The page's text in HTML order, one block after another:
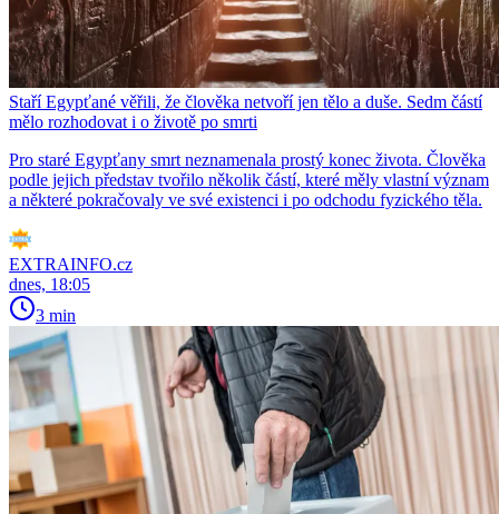
Staří Egypťané věřili, že člověka netvoří jen tělo a duše. Sedm částí
mělo rozhodovat i o životě po smrti
Pro staré Egypťany smrt neznamenala prostý konec života. Člověka
podle jejich představ tvořilo několik částí, které měly vlastní význam
a některé pokračovaly ve své existenci i po odchodu fyzického těla.
EXTRAINFO.cz
dnes, 18:05
3 min